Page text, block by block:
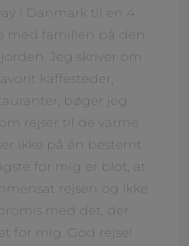
i Danmark til en 4
med familien på den
Jeg skriver om
kaffesteder,
bøger jeg
rejser til de varme
ikke på én bestemt
for mig er blot, at
rejsen og ikke
med det, der
for mig. God rejse!